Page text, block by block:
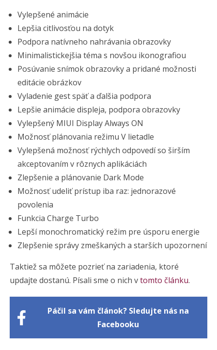
Vylepšené animácie
Lepšia citlivosťou na dotyk
Podpora natívneho nahrávania obrazovky
Minimalistickejšia téma s novšou ikonografiou
Posúvanie snímok obrazovky a pridané možnosti
editácie obrázkov
Vyladenie gest späť a ďalšia podpora
Lepšie animácie displeja, podpora obrazovky
Vylepšený MIUI Display Always ON
Možnosť plánovania režimu V lietadle
Vylepšená možnosť rýchlych odpovedí so širším
akceptovaním v rôznych aplikáciách
Zlepšenie a plánovanie Dark Mode
Možnosť udeliť prístup iba raz: jednorazové
povolenia
Funkcia Charge Turbo
Lepší monochromatický režim pre úsporu energie
Zlepšenie správy zmeškaných a starších upozornení
Taktiež sa môžete pozrieť na zariadenia, ktoré
updajte dostanú. Písali sme o nich vtomto článku.
Páčil sa vám článok? Sledujte nás na
Facebooku